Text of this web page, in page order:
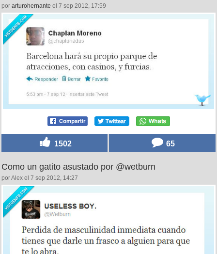
por arturohernante el 7 sep 2012, 17:59
1502 65
Como un gatito asustado por @wetburn
por Alex el 7 sep 2012, 14:27